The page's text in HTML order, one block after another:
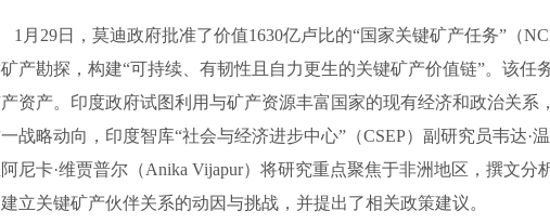
1 月 29日，莫迪政府批准了价值1630亿卢比的“国家关键矿产任务” （
产勘探，构建“可持续、有韧性且自力更生的关键矿产价值链”。该任
资产。印度政府试图利用与矿产资源丰富国家的现有经济和政治关系
战略动向，印度智库“社会与经济进步中心” （CSEP）副研究员韦达·
尼卡·维贾普尔（Anika Vijapur）将研究重点聚焦于非洲地区，撰文分
立关键矿产伙伴关系的动因与挑战，并提出了相关政策建议。